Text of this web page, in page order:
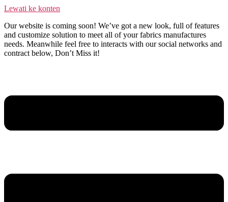
Lewati ke konten
Our website is coming soon! We’ve got a new look, full of features
and customize solution to meet all of your fabrics manufactures
needs. Meanwhile feel free to interacts with our social networks and
contract below, Don’t Miss it!